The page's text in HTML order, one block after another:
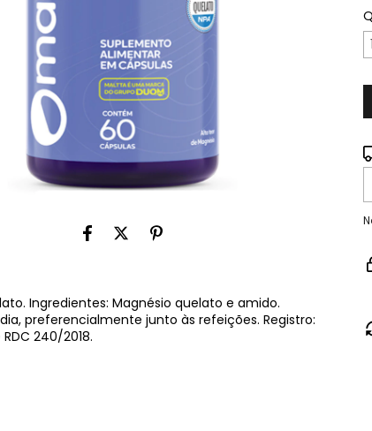
Ingredientes: Magnésio quelato e amido.
preferencialmente junto às refeições. Registro:
240/2018.